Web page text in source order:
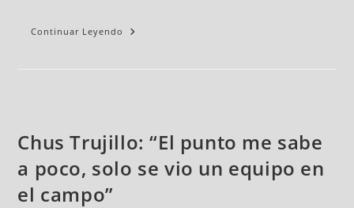
Continuar Leyendo
Chus Trujillo: “El punto me sabe
a poco, solo se vio un equipo en
el campo”